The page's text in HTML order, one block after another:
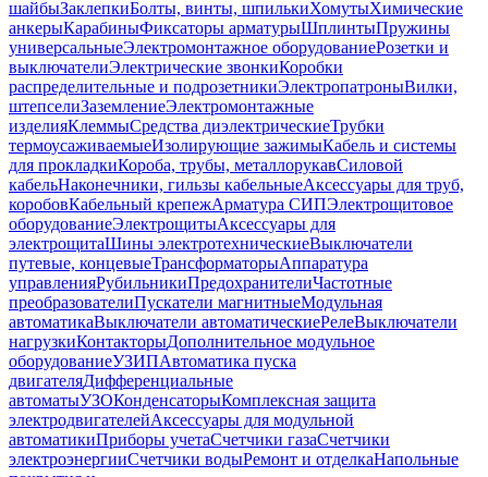
шайбыЗаклепкиБолты, винты, шпилькиХомутыХимические
анкерыКарабиныФиксаторы арматурыШплинтыПружины
универсальныеЭлектромонтажное оборудованиеРозетки и
выключателиЭлектрические звонкиКоробки
распределительные и подрозетникиЭлектропатроныВилки,
штепселиЗаземлениеЭлектромонтажные
изделияКлеммыСредства диэлектрическиеТрубки
термоусаживаемыеИзолирующие зажимыКабель и системы
для прокладкиКороба, трубы, металлорукавСиловой
кабельНаконечники, гильзы кабельныеАксессуары для труб,
коробовКабельный крепежАрматура СИПЭлектрощитовое
оборудованиеЭлектрощитыАксессуары для
электрощитаШины электротехническиеВыключатели
путевые, концевыеТрансформаторыАппаратура
управленияРубильникиПредохранителиЧастотные
преобразователиПускатели магнитныеМодульная
автоматикаВыключатели автоматическиеРелеВыключатели
нагрузкиКонтакторыДополнительное модульное
оборудованиеУЗИПАвтоматика пуска
двигателяДифференциальные
автоматыУЗОКонденсаторыКомплексная защита
электродвигателейАксессуары для модульной
автоматикиПриборы учетаСчетчики газаСчетчики
электроэнергииСчетчики водыРемонт и отделкаНапольные